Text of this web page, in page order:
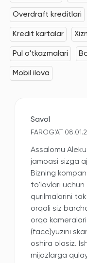
Overdraft kreditlari
Kredit kartalar
Pul o'tkazmalari
Mobil ilova
Savol
FAROG‘AT
Assalomu
jamoasi sizga
Bizning
to'lovlari
qurilmalarini
orqali siz
orqa
(face)yuzini
oshira olasiz.
mijozlarga